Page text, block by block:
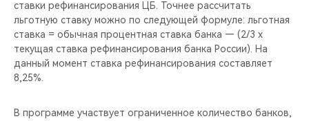
ставки рефинансирования ЦБ. Точнее рассчитать
льготную ставку можно по следующей формуле: льготная
ставка = обычная процентная ставка банка — (2/3 x
текущая ставка рефинансирования банка России). На
данный момент ставка рефинансирования составляет
8,25%.
В программе участвует ограниченное количество банков,